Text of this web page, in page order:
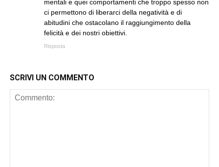
mentali e quei comportamenti che troppo spesso non
ci permettono di liberarci della negatività e di
abitudini che ostacolano il raggiungimento della
felicità e dei nostri obiettivi.
Risposta
SCRIVI UN COMMENTO